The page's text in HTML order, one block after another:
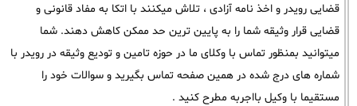
قضایی رویدر و اخذ نامه آزادی ، تلاش میکنند با اتکا به مفاد قانونی و
قضایی قرار وثیقه شما را به پایین ترین حد ممکن کاهش دهند. شما
میتوانید بمنظور تماس با وکلای ما در حوزه تامین و تودیع وثیقه در رویدر با
شماره های درج شده در همین صفحه تماس بگیرید و سوالات خود را
مستقیما با وکیل بااجربه مطرح کنید .